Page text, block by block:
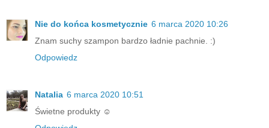
Nie do końca kosmetycznie 6 marca 2020 10:26
Znam suchy szampon bardzo ładnie pachnie. :)
Odpowiedz
Natalia 6 marca 2020 10:51
Świetne produkty ☺